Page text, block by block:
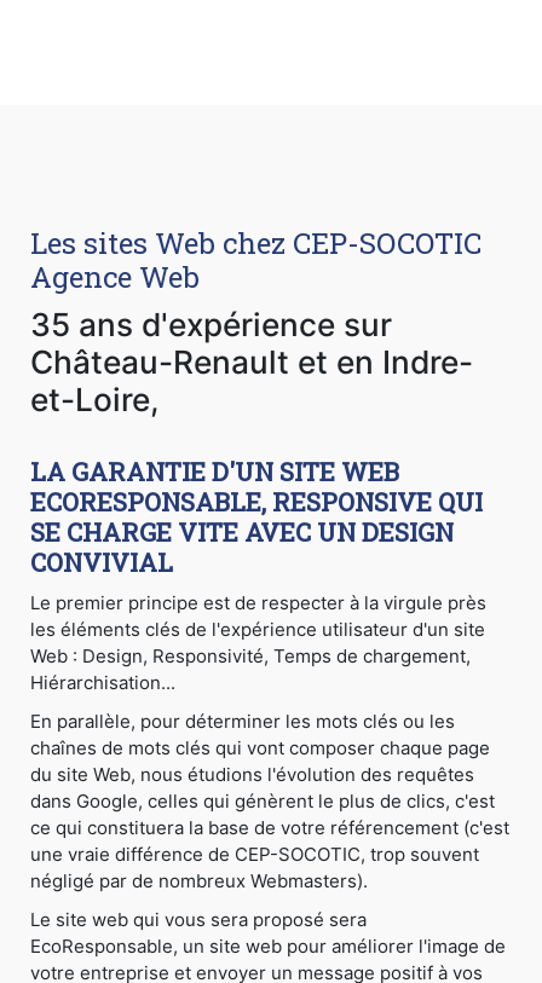
Les sites Web chez CEP-SOCOTIC
Agence Web
35 ans d'expérience sur
Château-Renault et en Indre-
et-Loire,
LA GARANTIE D'UN SITE WEB
ECORESPONSABLE, RESPONSIVE QUI
SE CHARGE VITE AVEC UN DESIGN
CONVIVIAL
Le premier principe est de respecter à la virgule près
les éléments clés de l'expérience utilisateur d'un site
Web : Design, Responsivité, Temps de chargement,
Hiérarchisation...
En parallèle, pour déterminer les mots clés ou les
chaînes de mots clés qui vont composer chaque page
du site Web, nous étudions l'évolution des requêtes
dans Google, celles qui génèrent le plus de clics, c'est
ce qui constituera la base de votre référencement (c'est
une vraie différence de CEP-SOCOTIC, trop souvent
négligé par de nombreux Webmasters).
Le site web qui vous sera proposé sera
EcoResponsable, un site web pour améliorer l'image de
votre entreprise et envoyer un message positif à vos